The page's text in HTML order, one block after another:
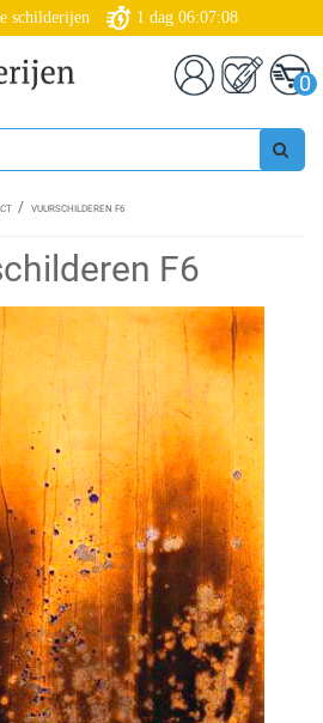
schilderijen 1 dag 06:07:07
0
VUURSCHILDEREN F6
F6